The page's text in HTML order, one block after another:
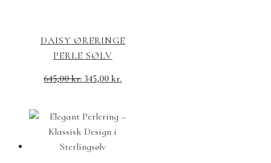
DAISY ØRERINGE
PERLE SØLV
645,00kr.Den
var:
645,00 kr..
345,00kr.Den